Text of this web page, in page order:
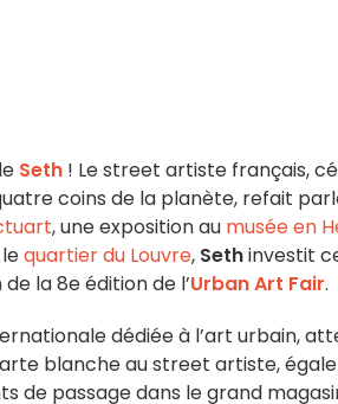
Seth ! Le street artiste français,
coins de la planète, refait
, une exposition au musée en
quartier du Louvre, Sethinvestit
de la 8e édition de l’Urban Art Fair.
dédiée à l’art urbain,
blanche au street artiste,
de passage dans le grand